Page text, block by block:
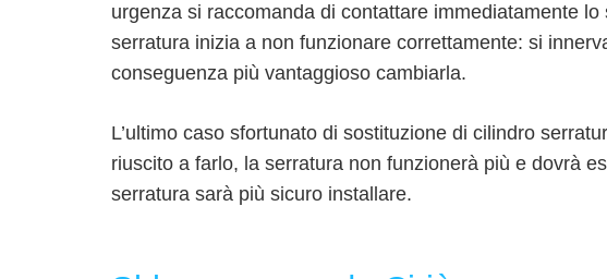
urgenza si raccomanda di contattare immediatamente
serratura inizia a non funzionare correttamente: si
conseguenza più vantaggioso cambiarla.
L’ultimo caso sfortunato di sostituzione di cilindro
riuscito a farlo, la serratura non funzionerà più e dovrà
serratura sarà più sicuro installare.